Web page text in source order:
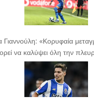
Γιαννούλη: «Κορυφαία
να καλύψει όλη την